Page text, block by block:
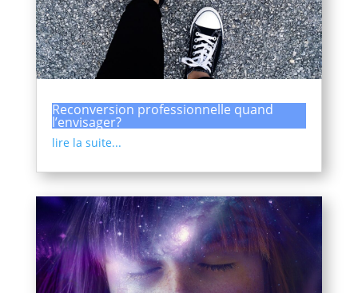
Reconversion professionnelle quand
l’envisager?
lire la suite...